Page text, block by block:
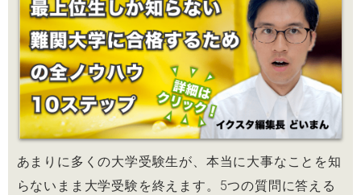
あまりに多くの大学受験生が、本当に大事なことを知
らないまま大学受験を終えます。5つの質問に答える